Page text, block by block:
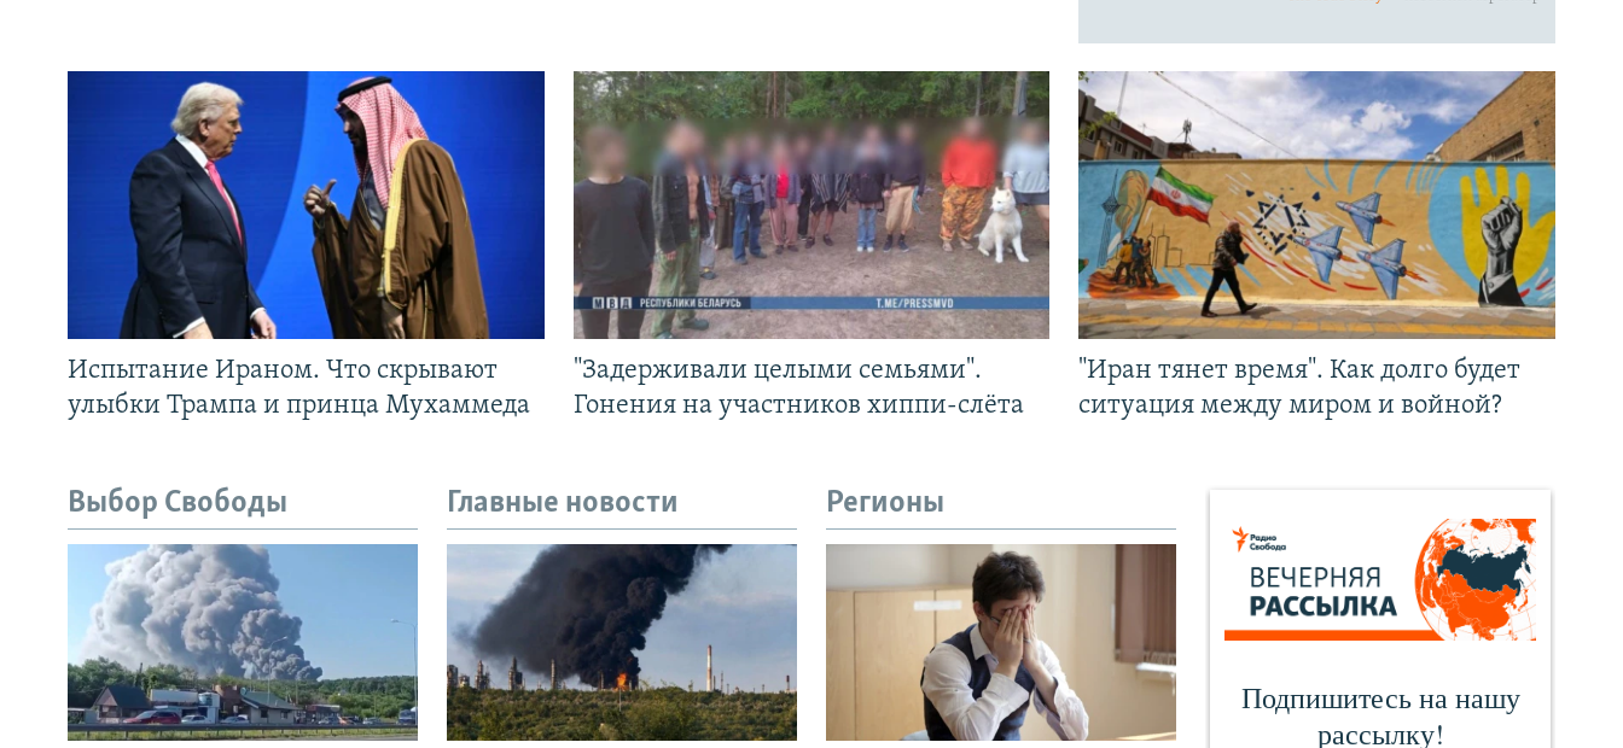
Испытание Ираном. Что скрывают
улыбки Трампа и принца Мухаммеда
"Задерживали целыми семьями".
Гонения на участников хиппи-слёта
"Иран тянет время". Как долго будет
ситуация между миром и войной?
Выбор Свободы Главные новости Регионы